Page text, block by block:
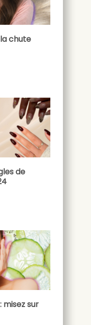
chute
de
misez sur